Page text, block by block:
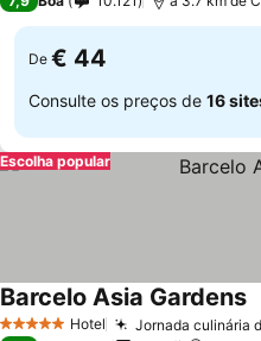
De € 44
Consulte os preços de 16
Escolha popular
5 Estrelas Hotel Jornada culinária
Barcelo Asia Gardens